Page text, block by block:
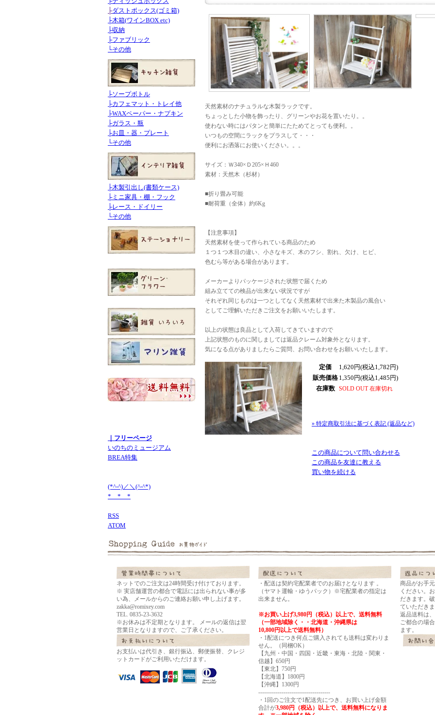
天然素材のナチュラルな木製ラックです。
ちょっとした小物を飾ったり、グリーンやお花を置いたり。。
使わない時にはパタンと簡単にたためてとっても便利。。
いつもの空間にラックをプラスして・・・
便利にお洒落にお使いください。。。
サイズ：Ｗ340×Ｄ205×Ｈ460
素材：天然木（杉材）
■折り畳み可能
■耐荷重（全体）約6Kg
【注意事項】
天然素材を使って作られている商品のため
１つ１つ木目の違い、小さなキズ、木のフシ、割れ、欠け、ヒビ、
色むら等がある場合があります。
メーカーよりパッケージされた状態で届くため
組み立てての検品が出来ない状況ですが
それぞれ同じものは一つとしてなく天然素材で出来た木製品の風合い
としてご理解いただきご注文をお願いいたします。
以上の状態は良品として入荷してきていますので
上記状態のものに関しましては返品クレーム対象外となります。
気になる点がありましたらご質問、お問い合わせをお願いいたします。
定価
1,620円(税込1,782円)
販売価格 1,350円(税込1,485円)
在庫数
SOLD OUT 在庫切れ
» 特定商取引法に基づく表記 (返品など)
この商品について問い合わせる
この商品を友達に教える
買い物を続ける
├ダストボックス(ゴミ箱)
├木箱(ワインBOX etc)
├収納
├ファブリック
└その他
├ソープボトル
├カフェマット・トレイ他
├WAXペーパー・ナプキン
├ガラス・瓶
├お皿・器・プレート
└その他
├木製引出し(書類ケース)
├ミニ家具・棚・フック
├レース・ドイリー
└その他
｜フリーページ
いのちのミュージアム
BREA特集
(*^-^)／＼(^-^*)
* * *
RSS
ATOM
ネットでのご注文は24時間受け付けております。
※ 実店舗運営の都合で電話には出られない事が多
い為、メールからのご連絡お願い申し上げます。
zakka@romixey.com
TEL. 0835-23-3632
※お休みは不定期となります。 メールの返信は翌
営業日となりますので、ご了承ください。
お支払いは代引き、銀行振込、郵便振替、クレジ
ットカードがご利用いただけます。
・配送は契約宅配業者でのお届けとなります 。
（ヤマト運輸・ゆうパック）※宅配業者の指定は
出来ません。
※お買い上げ3,980円（税込）以上で、送料無料
（一部地域除く・・北海道・沖縄県は
10,800円以上で送料無料）
・1配送につき何点ご購入されても送料は変わりま
せん。（同梱OK）
【九州・中国・四国・近畿・東海・北陸・関東・
信越】650円
【東北】750円
【北海道】1800円
【沖縄】1300円
-------------------------------------
・1回のご注文で1配送先につき、お買い上げ金額
合計が3,980円（税込）以上で、送料無料になりま
商品がお手
ください。
だきます。
ていただき
返品送料は
ご都合の場
ます。